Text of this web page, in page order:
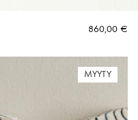
860,00 €
MYYTY